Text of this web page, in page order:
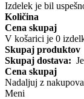
Izdelek je bil
Količina
Cena skupaj
V košarici je 0
Skupaj produktov
Skupaj dostava:
Cena skupaj
Nadaljuj z
Meni